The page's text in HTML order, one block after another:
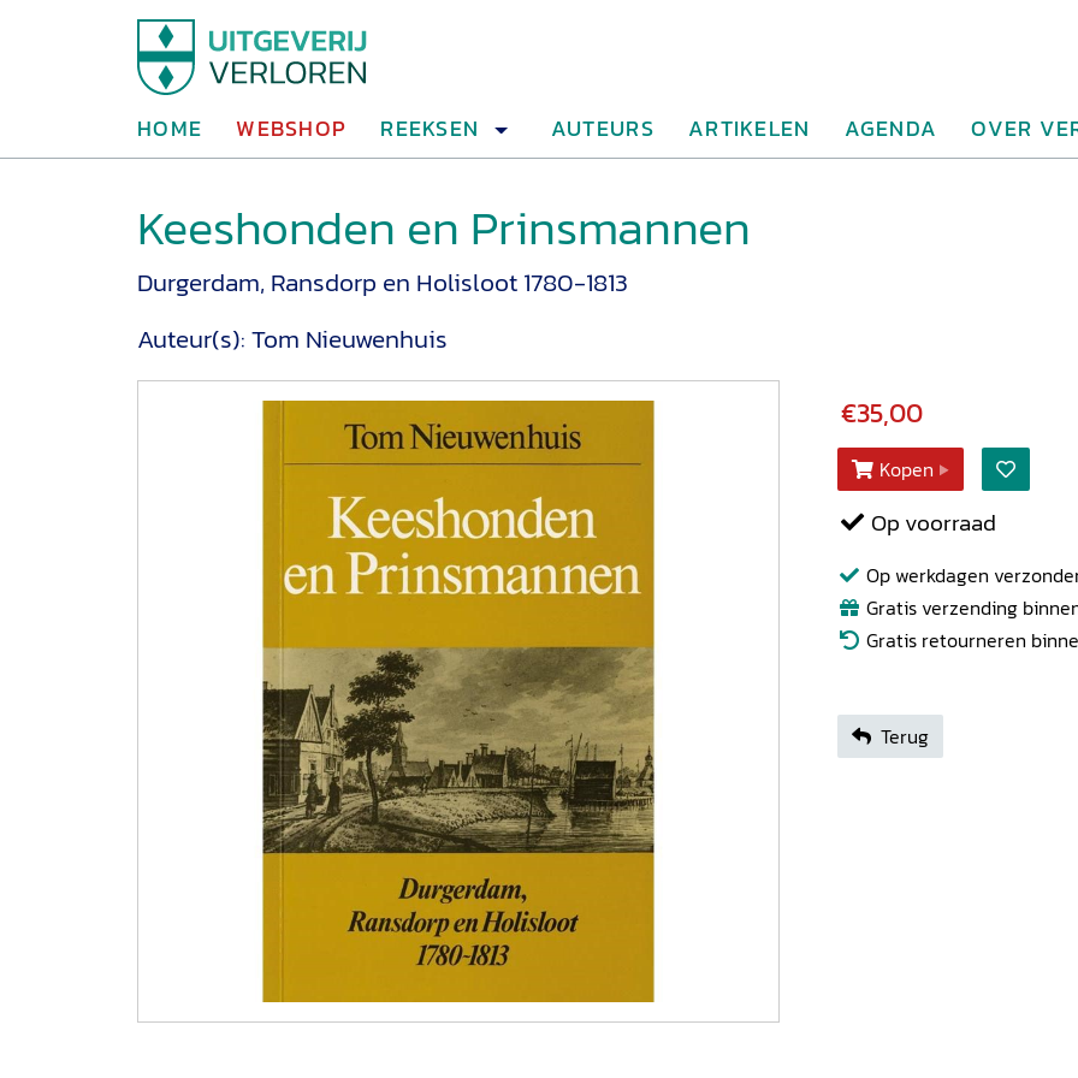
HOME WEBSHOP REEKSEN AUTEURS ARTIKELEN AGENDA OVER
Keeshonden en Prinsmannen
Durgerdam, Ransdorp en Holisloot 1780-1813
Auteur(s):Tom Nieuwenhuis
€35,00
Kopen
Op voorraad
Op werkdagen
Gratis verzending
Gratis retourneren
Terug